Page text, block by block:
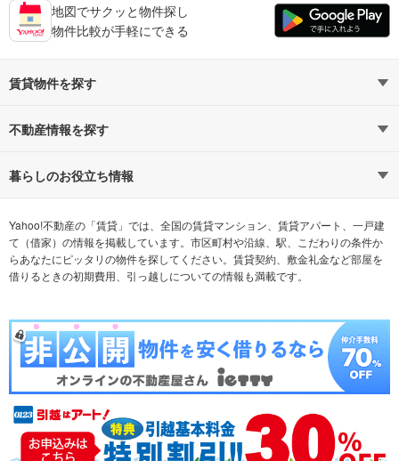
地図でサクッと物件探し
物件比較が手軽にできる
賃貸物件を探す
路線・駅から探す
通勤時間から探す
不動産会社から探す 希望の条件から探す
テーマから探す ランキングから探す
不動産情報を探す
不動産・住宅
新築マンション 中古マンション
新築一戸建て 中古一戸建て
注文住宅 土地
売却査定
暮らしのお役立ち情報
マンションカタログ 教えて！住まいの先生
Yahoo!不動産の「賃貸」では、全国の賃貸マンション、賃貸アパート、一戸建
て（借家）の情報を掲載しています。市区町村や沿線、駅、こだわりの条件か
らあなたにピッタリの物件を探してください。賃貸契約、敷金礼金など部屋を
借りるときの初期費用、引っ越しについての情報も満載です。